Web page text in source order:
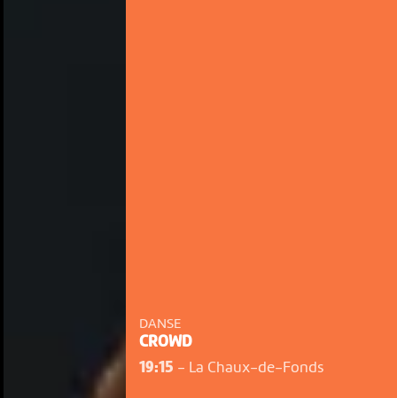
DANSE
CROWD
19:15 - La Chaux-de-Fonds